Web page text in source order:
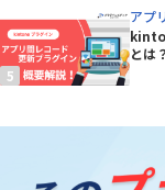
アプ
とは